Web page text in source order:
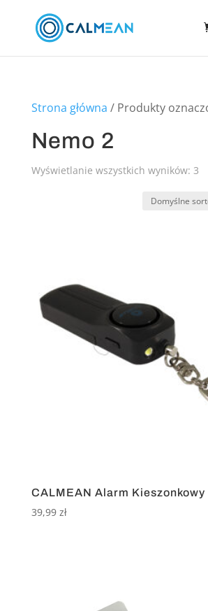
Strona główna / Produkty
Nemo 2
Wyświetlanie wszystkich wyników: 3
CALMEAN Alarm Kieszonkowy
39,99 zł